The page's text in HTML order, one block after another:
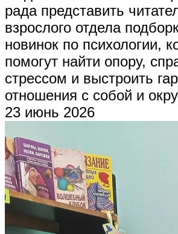
рада представить
взрослого отдела
новинок по психологии,
помогут найти опору,
стрессом и выстроить
отношения с собой и
23 июнь 2026